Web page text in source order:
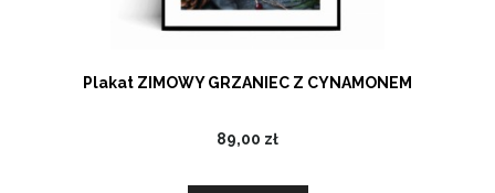
Plakat ZIMOWY GRZANIEC Z CYNAMONEM
89,00 zł